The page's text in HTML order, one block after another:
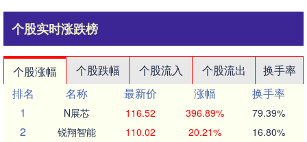
个股实时涨跌榜
个股涨幅 个股跌幅 个股流入 个股流出
换手率
排名
名称 最新价 涨幅
换手率
1
N展芯 116.52 396.89% 79.39%
2 锐翔智能 110.02 20.21% 16.80%